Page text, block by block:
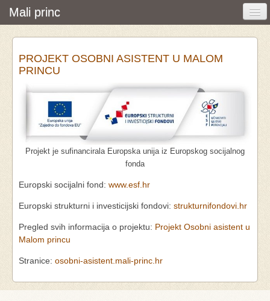
Mali princ
Početna
Vijesti i događanja
Udruga
Pretraživanje
PROJEKT OSOBNI ASISTENT U MALOM
PRINCU
Projekt je sufinancirala Europska unija iz Europskog socijalnog
fonda
Europski socijalni fond: www.esf.hr
Europski strukturni i investicijski fondovi: strukturnifondovi.hr
Pregled svih informacija o projektu: Projekt Osobni asistent u
Malom princu
Stranice: osobni-asistent.mali-princ.hr